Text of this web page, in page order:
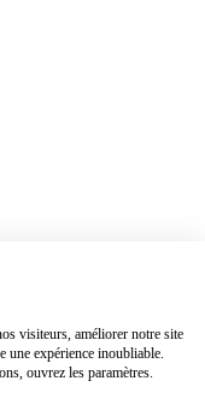
visiteurs, améliorer notre site
une expérience inoubliable.
ouvrez les paramètres.